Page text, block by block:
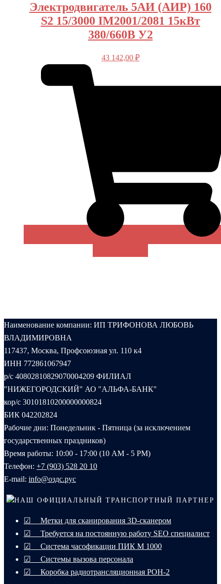
Электродвигатель 5АИ (АИР) 160
S2 15/3000 IM2001/2081 15кВт
380/660В У2
43 142,00 ₽
Наименование компании: ИП ТРИФОНОВА ЛЮБОВЬ
ВЛАДИМИРОВНА
117437, Москва, Профсоюзная ул. 110 к4
ИНН 772861067947
р/с 40802810829070004209 ФИЛИАЛ
"НИЖЕГОРОДСКИЙ" АО "АЛЬФА-БАНК"
кор/с 30101810200000000824
БИК 042202824
Рабочие дни: Понедельник - Пятница (за исключением
государственных праздников)
Время работы: 10:00 - 17:00 (10 AM - 5 PM)
Телефон: +7 (903) 528 20 10‬
E-mail: info@оздс.рус
НАШ ОФИЦИАЛЬНЫЙ ТРАНСПОРТНЫЙ ПАРТНЕР
☑ Метки для сканирования 3D-сканером
☑ Требуется на постоянную работу SEO специалист
☑ Система часофикации ПИК М 1000
☑ Системы вызова персонала
☑ Коробка радиотрансляционная РОН-2